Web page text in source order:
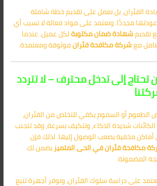
الفئران، بل نعمل على تقديم خطة شاملة
عودتها مجددًا. ونعتمد على مواد فعالة لا تسبب أي
تقديمشهادة ضمان مكتوبةلكل عميل. عندما
معشركة مكافحة فئرانموثوقة ومعتمدة.
تحتاج إلى تدخل محترف – لا تتردد
الطعوم أو السموم يكفي للتخلص من الفئران،
شديدة الذكاء، وتتكيف بسرعة، وقد تتجنب
أماكن مخفية يصعب الوصول إليها. لذلك فإن
مكافحة فئران في الحى المتميزيضمن لك
المضمونة.
على دراسة سلوك الفئران، ونوفر أجهزة تتبع